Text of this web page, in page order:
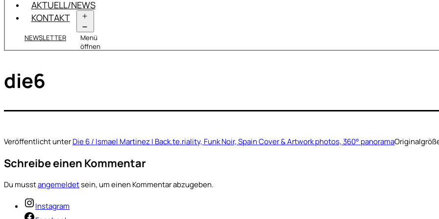
AKTUELL/NEWS
KONTAKT
Menü
öffnen
NEWSLETTER
die6
Veröffentlicht unterDie 6 / Ismael Martinez | Back.te.riality, Funk Noir, Spain Cover & Artwork photos, 360° panorama
Schreibe einen Kommentar
Du musstangemeldetsein, um einen Kommentar abzugeben.
Instagram